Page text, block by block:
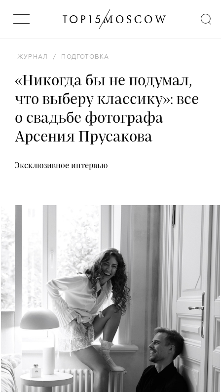
ЖУРНАЛ / ПОДГОТОВКА
«Никогда бы не подумал,
что выберу классику»: все
о свадьбе фотографа
Арсения Прусакова
Эксклюзивное интервью